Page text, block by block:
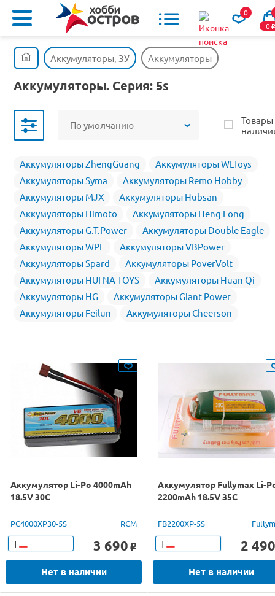
0
0o
Аккумуляторы, ЗУ Аккумуляторы
Аккумуляторы. Серия: 5s
По умолчанию
Товары
Аккумуляторы ZhengGuang
Аккумуляторы WLToys
Аккумуляторы Syma
Аккумуляторы Remo Hobby
Аккумуляторы MJX
Аккумуляторы Hubsan
Аккумуляторы Himoto
Аккумуляторы Heng Long
Аккумуляторы G.T.Power
Аккумуляторы Double Eagle
Аккумуляторы WPL
Аккумуляторы VBPower
Аккумуляторы Spard
Аккумуляторы PoverVolt
Аккумуляторы HUI NA TOYS
Аккумуляторы Huan Qi
Аккумуляторы HG
Аккумуляторы Giant Power
Аккумуляторы Feilun
Аккумуляторы Cheerson
Аккумулятор Li-Po 4000mAh
18.5V 30C
PC4000XP30-5S RCM
Т 3 690 o
Нет в наличии
Аккумулятор Fullymax Li-
2200mAh 18.5V 35C
FB2200XP-5S
Т 2 490
Нет в наличии